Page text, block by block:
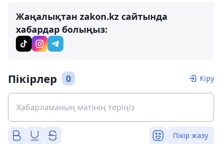
Жаңалықтан zakon.kz сайтында
хабардар болыңыз:
Пікірлер 0 Кіру
Пікір жазу